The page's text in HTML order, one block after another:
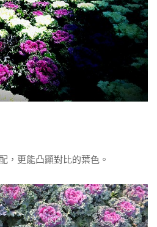
更能凸顯對比的葉色。